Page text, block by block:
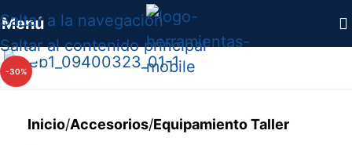
Saltar a la navegación
Saltar al contenido principal
Menú
-30%
Haga clic para ampliar
Inicio/Accesorios/Equipamiento Taller